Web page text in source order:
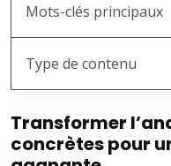
Mots-clés principaux
Type de contenu
Transformer
concrètes pour